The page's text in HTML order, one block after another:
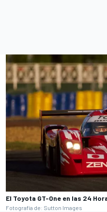
El Toyota GT-One en las 24
Fotografía de: Sutton Images